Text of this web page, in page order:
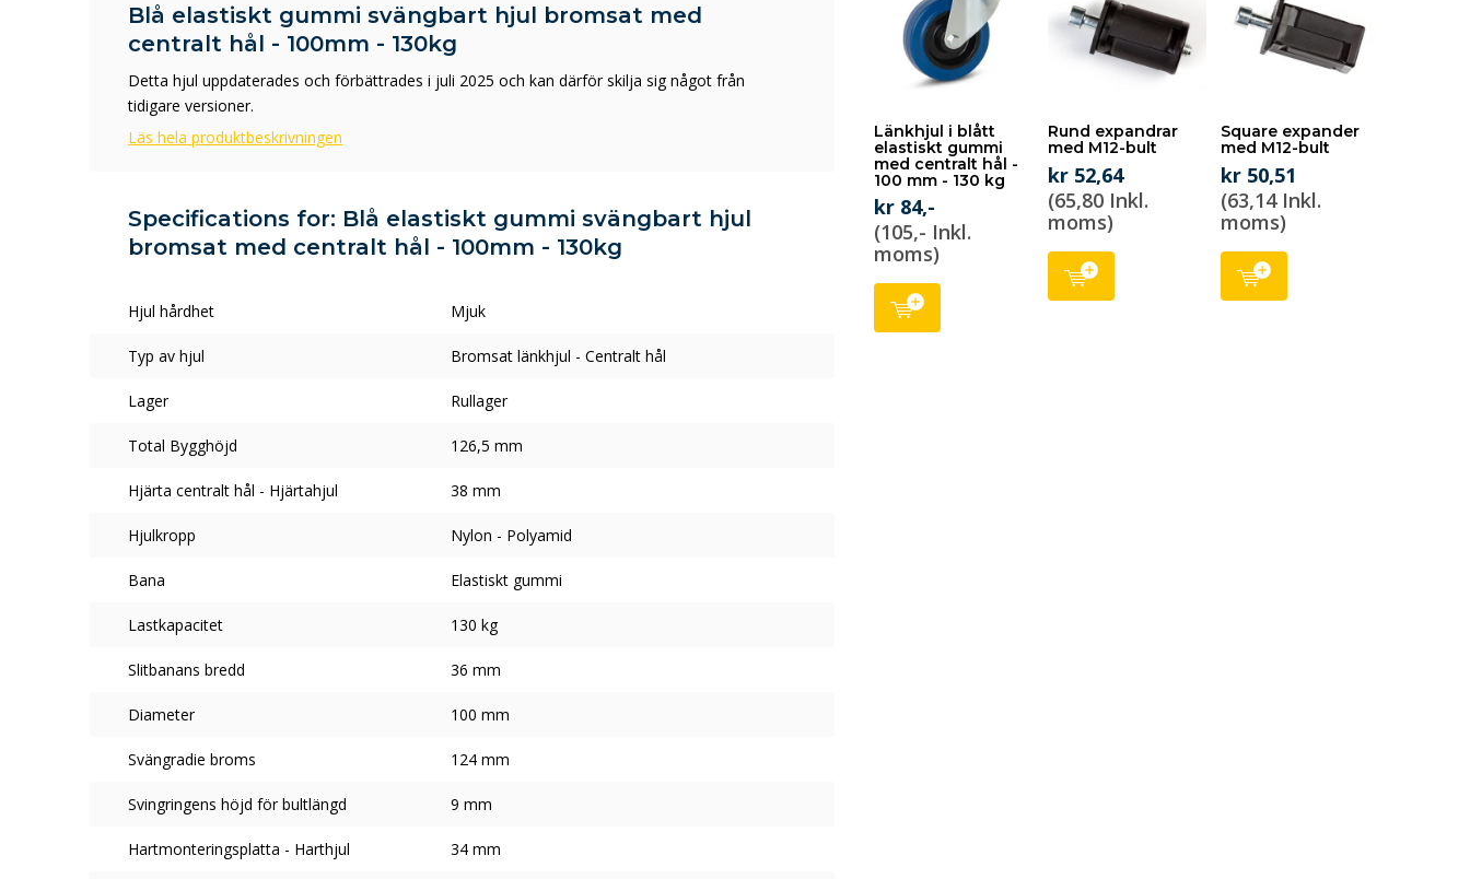
Blå elastiskt gummi svängbart hjul bromsat med
centralt hål - 100mm - 130kg
Detta hjul uppdaterades och förbättrades i juli 2025 och kan därför skilja sig något från
tidigare versioner.
Läs hela produktbeskrivningen
Specifications for: Blå elastiskt gummi svängbart hjul
bromsat med centralt hål - 100mm - 130kg
Hjul hårdhet Mjuk
Typ av hjul Bromsat länkhjul - Centralt hål
Lager Rullager
Total Bygghöjd 126,5 mm
Hjärta centralt hål - Hjärtahjul 38 mm
Hjulkropp Nylon - Polyamid
Bana Elastiskt gummi
Lastkapacitet 130 kg
Slitbanans bredd 36 mm
Diameter 100 mm
Svängradie broms 124 mm
Svingringens höjd för bultlängd 9 mm
Hartmonteringsplatta - Harthjul 34 mm
Länkhjul i blått
elastiskt gummi
med centralt hål -
100 mm - 130 kg
kr 84,-
(105,- Inkl.
moms)
Rund expandrar
med M12-bult
kr 52,64
(65,80 Inkl.
moms)
Square expander
med M12-bult
kr 50,51
(63,14 Inkl.
moms)